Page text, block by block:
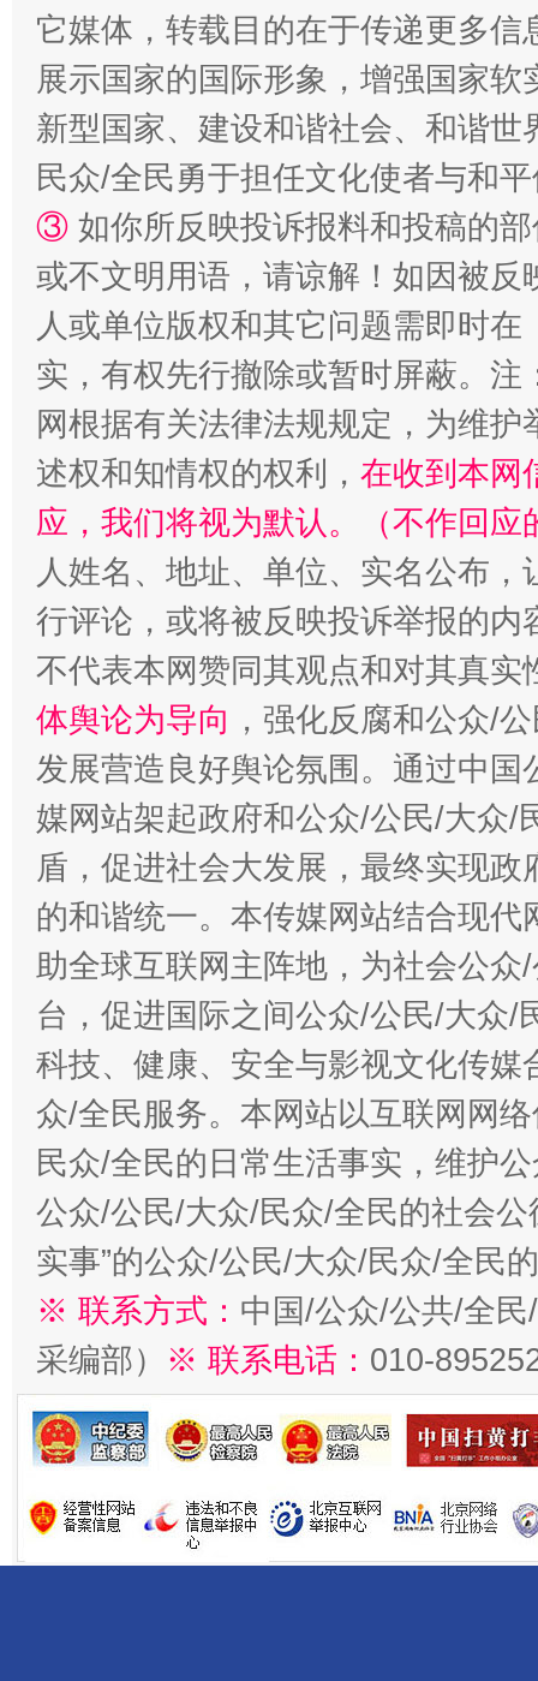
国家大学科技园优化重塑工作
“蜀中异人”王建安的艺术幻境
它媒体，转载目的在于传递更多
展示国家的国际形象，增强国家
新型国家、建设和谐社会、和谐
民众/全民勇于担任文化使者与和
③ 如你所反映投诉报料和投稿的
或不文明用语，请谅解！如因被
人或单位版权和其它问题需即时在
实，有权先行撤除或暂时屏蔽。
网根据有关法律法规规定，为维
述权和知情权的权利， 在收到本网
应，我们将视为默认。（不作回应
人姓名、地址、单位、实名公布
行评论，或将被反映投诉举报的
不代表本网赞同其观点和对其真实
体舆论为导向 ，强化反腐和公众/
发展营造良好舆论氛围。通过中
媒网站架起政府和公众/公民/大众/
盾，促进社会大发展，最终实现
的和谐统一。本传媒网站结合现
助全球互联网主阵地，为社会公
台，促进国际之间公众/公民/大众/
科技、健康、安全与影视文化传
众/全民服务。本网站以互联网网
民众/全民的日常生活事实，维护
公众/公民/大众/民众/全民的社会公
实事”的公众/公民/大众/民众/全民
※ 联系方式： 中国/公众/公共/全
采编部） ※ 联系电话： 010-